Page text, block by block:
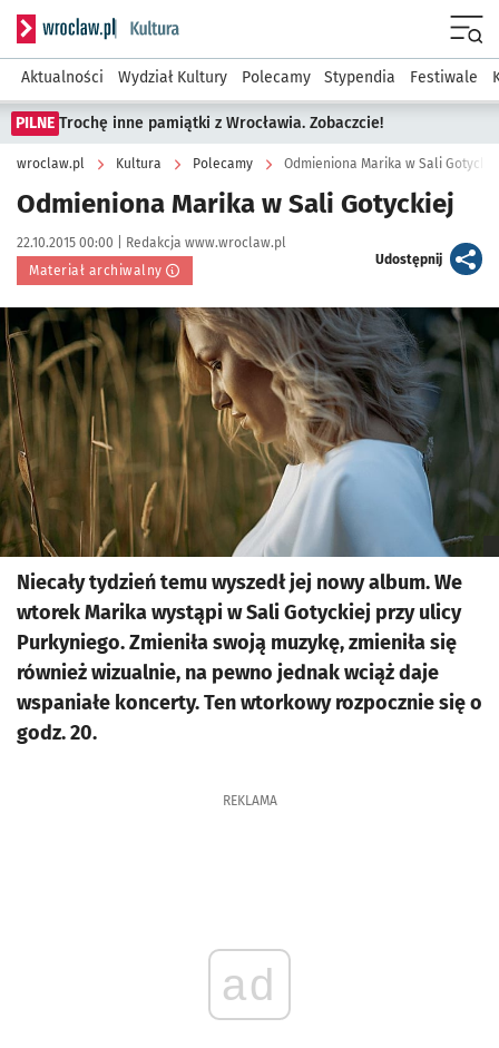
Serwis informacyjny wroclaw.pl podserwis: Kultura
Aktualności Wydział Kultury Polecamy Stypendia Festiwale
PILNE Trochę inne pamiątki z Wrocławia. Zobaczcie!
wroclaw.pl Kultura Polecamy Odmieniona Marika w Sali
Odmieniona Marika w Sali Gotyckiej
Data publikacji:
22.10.2015 00:00 | Autor:
Redakcja www.wroclaw.pl
Materiał archiwalny
Udostępnijartykuł
Kliknij, aby powiększyć
Niecały tydzień temu wyszedł jej nowy album. We
wtorek Marika wystąpi w Sali Gotyckiej przy ulicy
Purkyniego. Zmieniła swoją muzykę, zmieniła się
również wizualnie, na pewno jednak wciąż daje
wspaniałe koncerty. Ten wtorkowy rozpocznie się o
godz. 20.
REKLAMA
ad